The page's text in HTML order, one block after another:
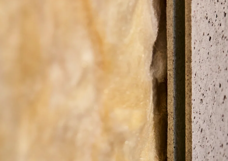
Rådgivning
Nedlastninger og dokumentasjon
Bestill produktprøver